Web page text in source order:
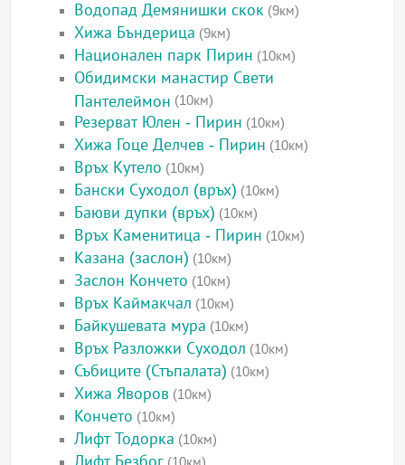
Водопад Демянишки скок (9км)
Хижа Бъндерица (9км)
Национален парк Пирин (10км)
Обидимски манастир Свети
Пантелеймон (10км)
Резерват Юлен - Пирин (10км)
Хижа Гоце Делчев - Пирин (10км)
Връх Кутело (10км)
Бански Суходол (връх) (10км)
Баюви дупки (връх) (10км)
Връх Каменитица - Пирин (10км)
Казана (заслон) (10км)
Заслон Кончето (10км)
Връх Каймакчал (10км)
Байкушевата мура (10км)
Връх Разложки Суходол (10км)
Събиците (Стъпалата) (10км)
Хижа Яворов (10км)
Кончето (10км)
Лифт Тодорка (10км)